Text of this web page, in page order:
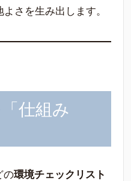
さを生み出します。
仕組み
の環境チェックリスト